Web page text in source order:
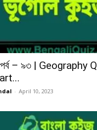
– ৯৩ | Geography
- April 10, 2023